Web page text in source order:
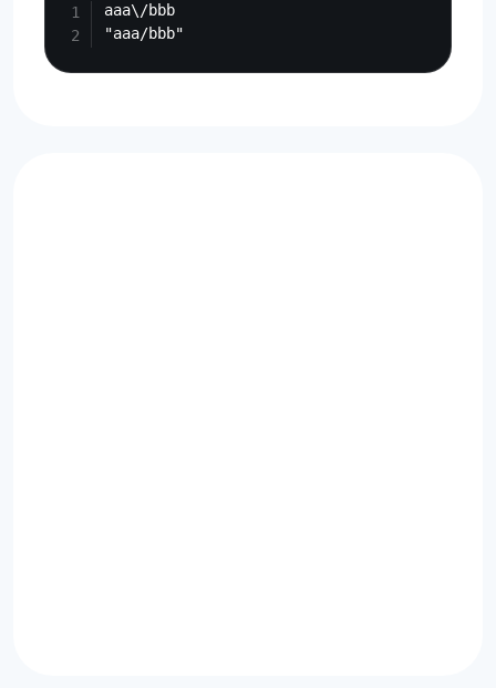
aaa\/bbb